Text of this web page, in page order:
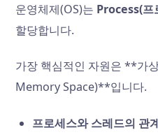
운영체제(OS)는 Process(프
할당합니다.
가장 핵심적인 자원은 **가
Memory Space)**입니다.
프로세스와 스레드의 관